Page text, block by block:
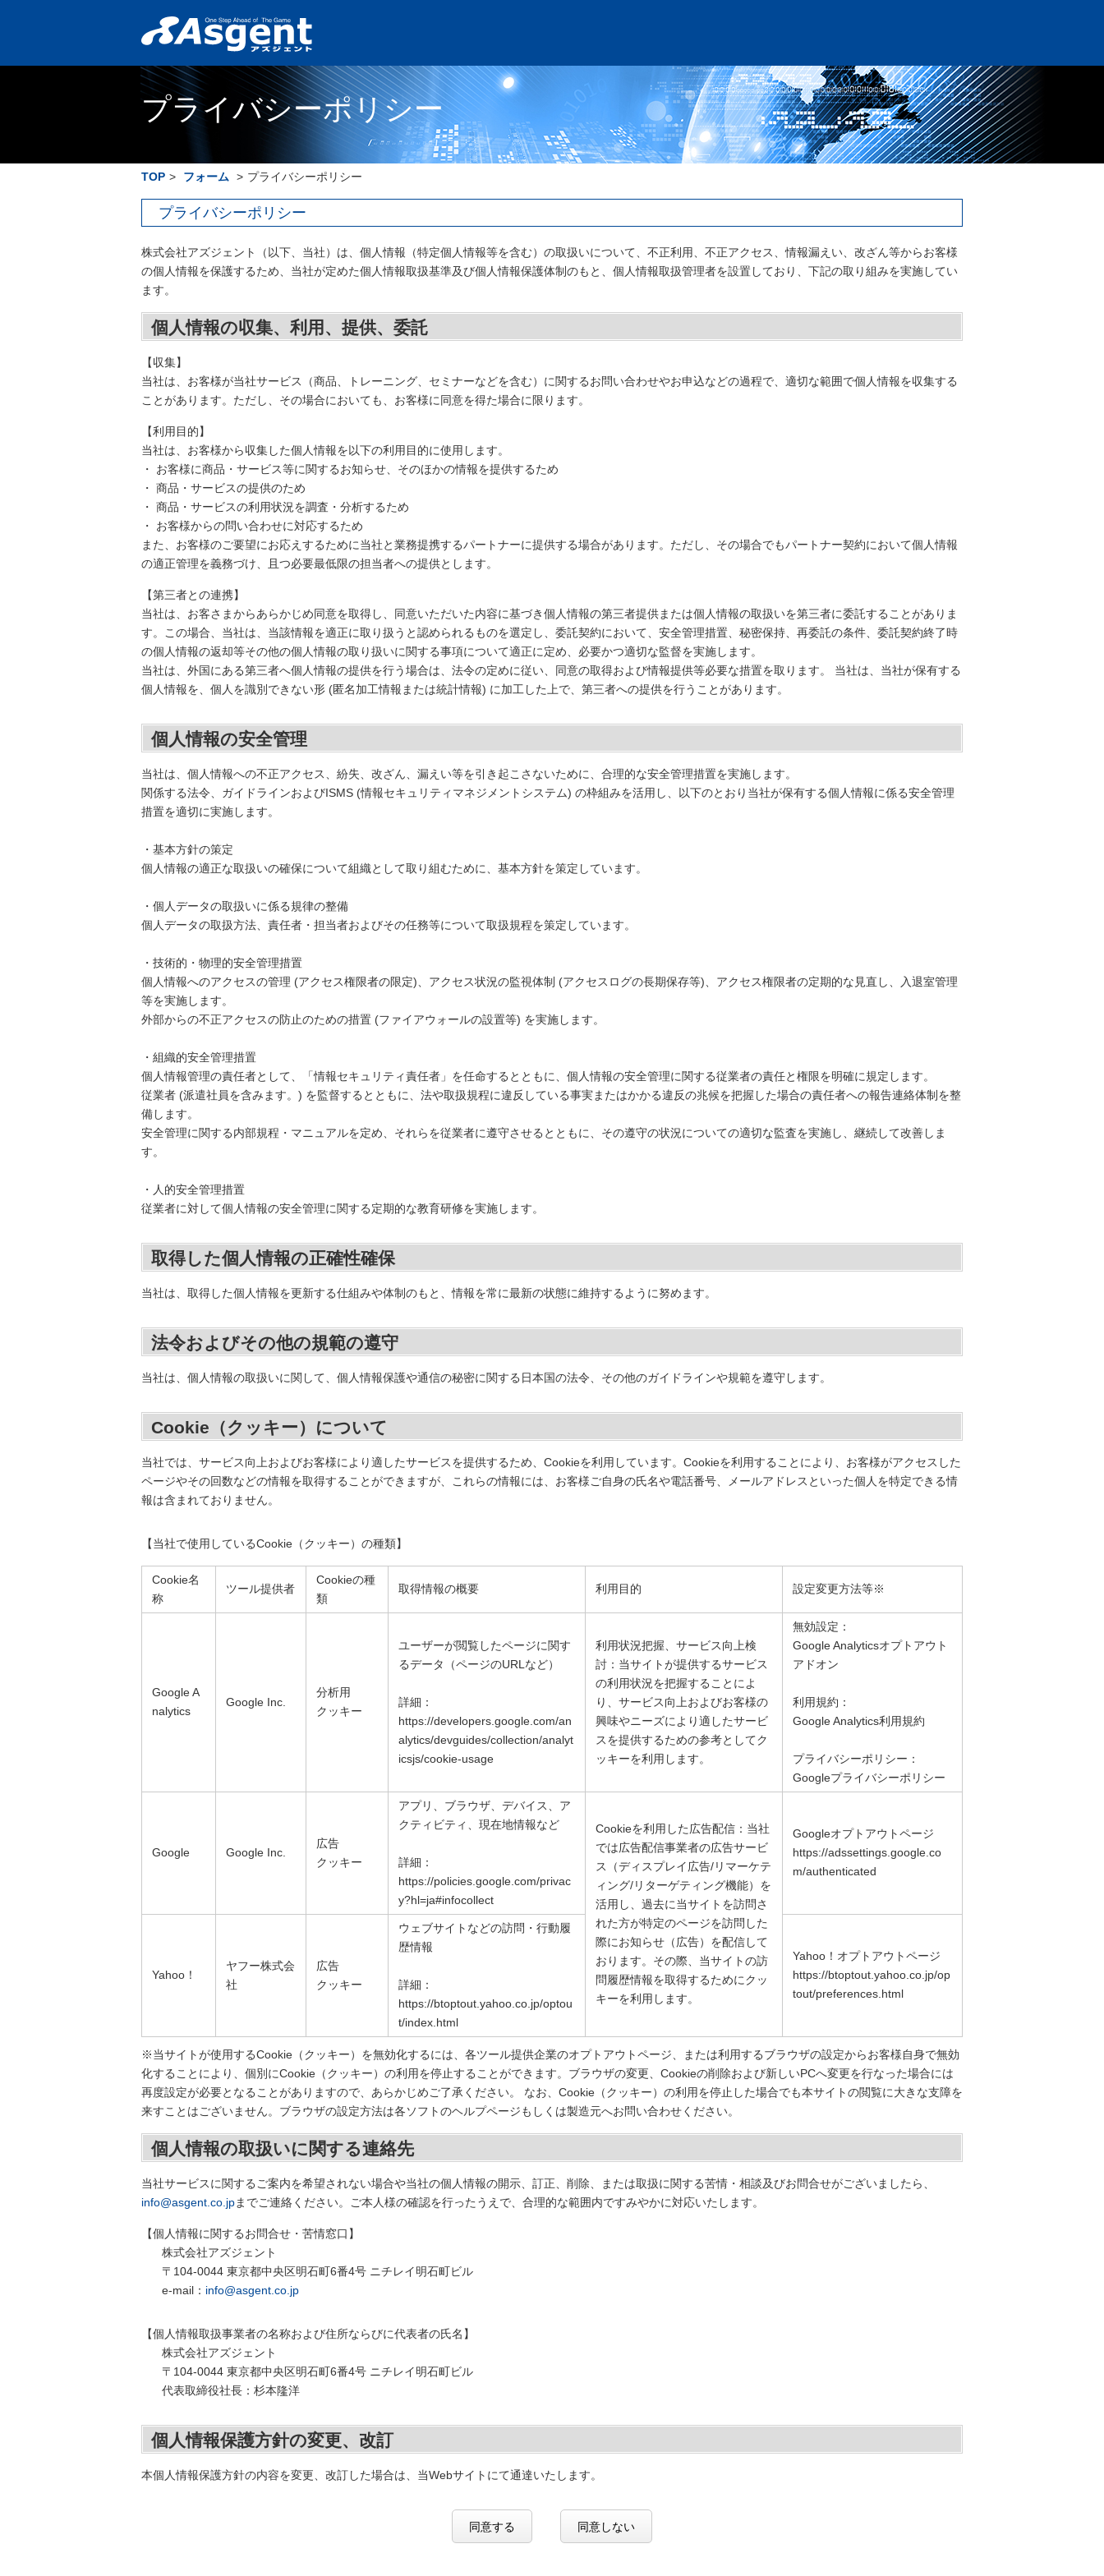
プライバシーポリシー
TOP > フォーム > プライバシーポリシー
プライバシーポリシー
株式会社アズジェント（以下、当社）は、個人情報（特定個人情報等を含む）の取扱いについて、不正利用、不正アクセス、情報漏えい、改ざん等からお客様
の個人情報を保護するため、当社が定めた個人情報取扱基準及び個人情報保護体制のもと、個人情報取扱管理者を設置しており、下記の取り組みを実施してい
ます。
個人情報の収集、利用、提供、委託
【収集】
当社は、お客様が当社サービス（商品、トレーニング、セミナーなどを含む）に関するお問い合わせやお申込などの過程で、適切な範囲で個人情報を収集する
ことがあります。ただし、その場合においても、お客様に同意を得た場合に限ります。
【利用目的】
当社は、お客様から収集した個人情報を以下の利用目的に使用します。
・ お客様に商品・サービス等に関するお知らせ、そのほかの情報を提供するため
・ 商品・サービスの提供のため
・ 商品・サービスの利用状況を調査・分析するため
・ お客様からの問い合わせに対応するため
また、お客様のご要望にお応えするために当社と業務提携するパートナーに提供する場合があります。ただし、その場合でもパートナー契約において個人情報
の適正管理を義務づけ、且つ必要最低限の担当者への提供とします。
【第三者との連携】
当社は、お客さまからあらかじめ同意を取得し、同意いただいた内容に基づき個人情報の第三者提供または個人情報の取扱いを第三者に委託することがありま
す。この場合、当社は、当該情報を適正に取り扱うと認められるものを選定し、委託契約において、安全管理措置、秘密保持、再委託の条件、委託契約終了時
の個人情報の返却等その他の個人情報の取り扱いに関する事項について適正に定め、必要かつ適切な監督を実施します。
当社は、外国にある第三者へ個人情報の提供を行う場合は、法令の定めに従い、同意の取得および情報提供等必要な措置を取ります。 当社は、当社が保有する
個人情報を、個人を識別できない形 (匿名加工情報または統計情報) に加工した上で、第三者への提供を行うことがあります。
個人情報の安全管理
当社は、個人情報への不正アクセス、紛失、改ざん、漏えい等を引き起こさないために、合理的な安全管理措置を実施します。
関係する法令、ガイドラインおよびISMS (情報セキュリティマネジメントシステム) の枠組みを活用し、以下のとおり当社が保有する個人情報に係る安全管理
措置を適切に実施します。
・基本方針の策定
個人情報の適正な取扱いの確保について組織として取り組むために、基本方針を策定しています。
・個人データの取扱いに係る規律の整備
個人データの取扱方法、責任者・担当者およびその任務等について取扱規程を策定しています。
・技術的・物理的安全管理措置
個人情報へのアクセスの管理 (アクセス権限者の限定)、アクセス状況の監視体制 (アクセスログの長期保存等)、アクセス権限者の定期的な見直し、入退室管理
等を実施します。
外部からの不正アクセスの防止のための措置 (ファイアウォールの設置等) を実施します。
・組織的安全管理措置
個人情報管理の責任者として、「情報セキュリティ責任者」を任命するとともに、個人情報の安全管理に関する従業者の責任と権限を明確に規定します。
従業者 (派遣社員を含みます。) を監督するとともに、法や取扱規程に違反している事実またはかかる違反の兆候を把握した場合の責任者への報告連絡体制を整
備します。
安全管理に関する内部規程・マニュアルを定め、それらを従業者に遵守させるとともに、その遵守の状況についての適切な監査を実施し、継続して改善しま
す。
・人的安全管理措置
従業者に対して個人情報の安全管理に関する定期的な教育研修を実施します。
取得した個人情報の正確性確保
当社は、取得した個人情報を更新する仕組みや体制のもと、情報を常に最新の状態に維持するように努めます。
法令およびその他の規範の遵守
当社は、個人情報の取扱いに関して、個人情報保護や通信の秘密に関する日本国の法令、その他のガイドラインや規範を遵守します。
Cookie（クッキー）について
当社では、サービス向上およびお客様により適したサービスを提供するため、Cookieを利用しています。Cookieを利用することにより、お客様がアクセスした
ページやその回数などの情報を取得することができますが、これらの情報には、お客様ご自身の氏名や電話番号、メールアドレスといった個人を特定できる情
報は含まれておりません。
【当社で使用しているCookie（クッキー）の種類】
Cookie名
称
ツール提供者
Cookieの種
類
取得情報の概要 利用目的 設定変更方法等※
Google A
nalytics
Google Inc.
分析用
クッキー
ユーザーが閲覧したページに関す
るデータ（ページのURLなど）
詳細：
https://developers.google.com/an
alytics/devguides/collection/analyt
icsjs/cookie-usage
利用状況把握、サービス向上検
討：当サイトが提供するサービス
の利用状況を把握することによ
り、サービス向上およびお客様の
興味やニーズにより適したサービ
スを提供するための参考としてク
ッキーを利用します。
無効設定：
Google Analyticsオプトアウト
アドオン
利用規約：
Google Analytics利用規約
プライバシーポリシー：
Googleプライバシーポリシー
Google Google Inc.
広告
クッキー
アプリ、ブラウザ、デバイス、ア
クティビティ、現在地情報など
詳細：
https://policies.google.com/privac
y?hl=ja#infocollect
Cookieを利用した広告配信：当社
では広告配信事業者の広告サービ
ス（ディスプレイ広告/リマーケテ
ィング/リターゲティング機能）を
活用し、過去に当サイトを訪問さ
れた方が特定のページを訪問した
際にお知らせ（広告）を配信して
おります。その際、当サイトの訪
問履歴情報を取得するためにクッ
キーを利用します。
Googleオプトアウトページ
https://adssettings.google.co
m/authenticated
Yahoo！
ヤフー株式会
社
広告
クッキー
ウェブサイトなどの訪問・行動履
歴情報
詳細：
https://btoptout.yahoo.co.jp/optou
t/index.html
Yahoo！オプトアウトページ
https://btoptout.yahoo.co.jp/op
tout/preferences.html
※当サイトが使用するCookie（クッキー）を無効化するには、各ツール提供企業のオプトアウトページ、または利用するブラウザの設定からお客様自身で無効
化することにより、個別にCookie（クッキー）の利用を停止することができます。ブラウザの変更、Cookieの削除および新しいPCへ変更を行なった場合には
再度設定が必要となることがありますので、あらかじめご了承ください。 なお、Cookie（クッキー）の利用を停止した場合でも本サイトの閲覧に大きな支障を
来すことはございません。ブラウザの設定方法は各ソフトのヘルプページもしくは製造元へお問い合わせください。
個人情報の取扱いに関する連絡先
当社サービスに関するご案内を希望されない場合や当社の個人情報の開示、訂正、削除、または取扱に関する苦情・相談及びお問合せがございましたら、
info@asgent.co.jpまでご連絡ください。ご本人様の確認を行ったうえで、合理的な範囲内ですみやかに対応いたします。
【個人情報に関するお問合せ・苦情窓口】
株式会社アズジェント
〒104-0044 東京都中央区明石町6番4号 ニチレイ明石町ビル
e-mail： info@asgent.co.jp
【個人情報取扱事業者の名称および住所ならびに代表者の氏名】
株式会社アズジェント
〒104-0044 東京都中央区明石町6番4号 ニチレイ明石町ビル
代表取締役社長：杉本隆洋
個人情報保護方針の変更、改訂
本個人情報保護方針の内容を変更、改訂した場合は、当Webサイトにて通達いたします。